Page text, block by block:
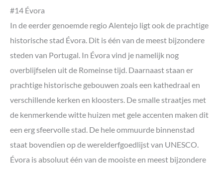
#14 Évora
In de eerder genoemde regio Alentejo ligt ook de prachtige
historische stad Évora. Dit is één van de meest bijzondere
steden van Portugal. In Évora vind je namelijk nog
overblijfselen uit de Romeinse tijd. Daarnaast staan er
prachtige historische gebouwen zoals een kathedraal en
verschillende kerken en kloosters. De smalle straatjes met
de kenmerkende witte huizen met gele accenten maken dit
een erg sfeervolle stad. De hele ommuurde binnenstad
staat bovendien op de werelderfgoedlijst van UNESCO.
Évora is absoluut één van de mooiste en meest bijzondere